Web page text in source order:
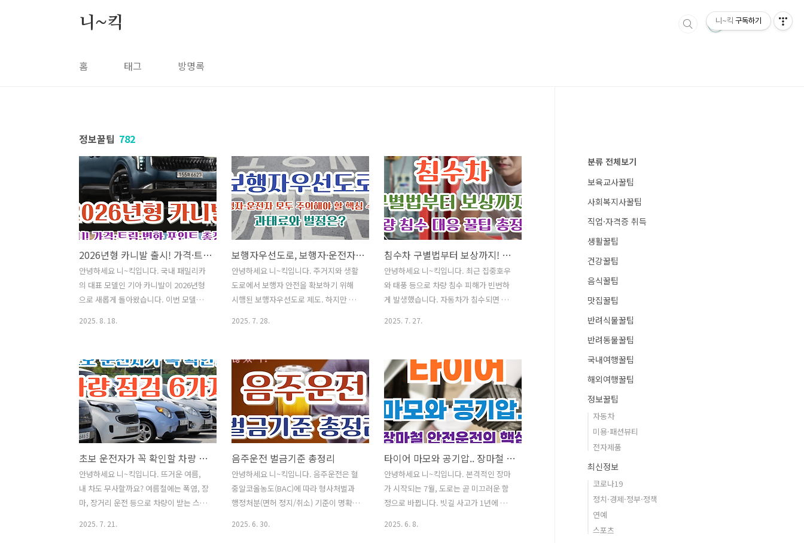
니~킥
홈 태그 방명록
정보꿀팁 782
2026년형 카니발 출시! 가격·트림·변화 포인트 총정리
안녕하세요 니~킥입니다. 국내 패밀리카
의 대표 모델인 기아 카니발이 2026년형
으로 새롭게 돌아왔습니다. 이번 모델은
루어졌는데, 특히 주력 트림인 노블레스
는 멀티존 음성인식과 기아 디지털키2가
탑재되어 한층 진화된 편의성을 제공합니
다. 지금부터 2026년형 카니발의 가격과
트림별 특징, 그리고 변화 포인트를 정리
해 보겠습니다. ✅ 인기글이사 후 "주소
이전" 간단하게 해결하는 방법❗쌈 채소 종
류와 효능을 알아보며 맛있는 고기 쌈 하
세요^^건강진단결과서(보건증)발급 인터
넷 혹은 모바일 발급 방털 안 빠지는 강아
지 종류 Best 8안경 도수 보는방법 어렵
용..
2025. 8. 18.
보행자우선도로, 보행자·운전자 모두 주의해야 할 핵심 수칙과 과태료 정리
안녕하세요 니~킥입니다. 주거지와 생활
도로에서 보행자 안전을 확보하기 위해
시행된 보행자우선도로 제도. 하지만 실
우선도로에서 반드시 지켜야 할 핵심 수
칙을 보행자와 운전자 입장에서 각각 정
리해 보고 위반 시 과태료와 벌점에 대해
서도 함께 정리해 보겠습니다. ✅ 인기글
이사 후 "주소 이전" 간단하게 해결하는
방법❗쌈 채소 종류와 효능을 알아보며 맛
있는 고기 쌈 하세요^^건강진단결과서
(보건증)발급 인터넷 혹은 모바일 발급 방
털 안 빠지는 강아지 종류 Best 8안경 도
수 보는방법 어렵지 않아요채소 비타민
(다채) 효능과 활용 성격유형 테스트
·OCEAN..
2025. 7. 28.
침수차 구별법부터 보상까지! 차량 침수 대응 꿀팁 총정리
안녕하세요 니~킥입니다. 최근 집중호우
와 태풍 등으로 차량 침수 피해가 빈번하
게 발생했습니다. 자동차가 침수되면 단
게다가 침수차가 중고차 시장에 나오면
제대로 알지 못하고 구매할 위험도 있습
니다. 그래서 오늘은 침수차를 쉽게 구별
하는 방법부터 침수 발생 시 즉시 해야 할
대응 방법, 보* 보상 절차와 주의할 점까
지 한 번에 정리해 드리겠습니다. 침수 피
해를 최소화하고 안전을 지키는 방법을
지금 확인해 보세요! ✅ 인기글이사 후
"주소 이전" 간단하게 해결하는 방법❗쌈
채소 종류와 효능을 알아보며 맛있는 고
기 쌈 하세요^^건강진단결과서(보건증)
지는..
2025. 7. 27.
초보 운전자가 꼭 확인할 차량 점검 6가지
안녕하세요 니~킥입니다. 뜨거운 여름,
내 차도 무사할까요? 여름철에는 폭염, 장
마, 장거리 운전 등으로 차량이 받는 스트
2025. 7. 21.
음주운전 벌금기준 총정리
안녕하세요 니~킥입니다. 음주운전은 혈
중알코올농도(BAC)에 따라 형사처벌과
행정처분(면허 정지/취소) 기준이 명확히
2025. 6. 30.
타이어 마모와 공기압.. 장마철 안전운전의 핵심!
안녕하세요 니~킥입니다. 본격적인 장마
가 시작되는 7월, 도로는 곧 미끄러운 함
정으로 바뀝니다. 빗길 사고가 1년에 가장
2025. 6. 8.
분류 전체보기
보육교사꿀팁
사회복지사꿀팁
직업·자격증 취득
생활꿀팁
건강꿀팁
음식꿀팁
맛집꿀팁
반려식물꿀팁
반려동물꿀팁
국내여행꿀팁
해외여행꿀팁
정보꿀팁
자동차
미용·패션뷰티
전자제품
최신정보
코로나19
정치·경제·정부·정책
연예
스포츠
니~킥 구독하기